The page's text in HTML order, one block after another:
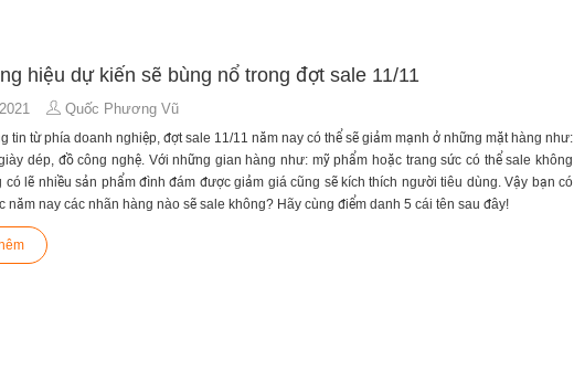
hiệu dự kiến sẽ bùng nổ trong đợt sale 11/11
Quốc Phương Vũ
tin từ phía doanh nghiệp, đợt sale 11/11 năm nay có thể sẽ giảm mạnh ở những mặt hàng như:
dép, đồ công nghệ. Với những gian hàng như: mỹ phẩm hoặc trang sức có thể sale không
có lẽ nhiều sản phẩm đình đám được giảm giá cũng sẽ kích thích người tiêu dùng. Vậy bạn có
năm nay các nhãn hàng nào sẽ sale không? Hãy cùng điểm danh 5 cái tên sau đây!
hiệu thời trang dự kiến sale 11/11 lớn
với nhiều dòng sản phẩm quần áo bình dân, giá cả phải chăng nhưng cực kỳ chất lượng.